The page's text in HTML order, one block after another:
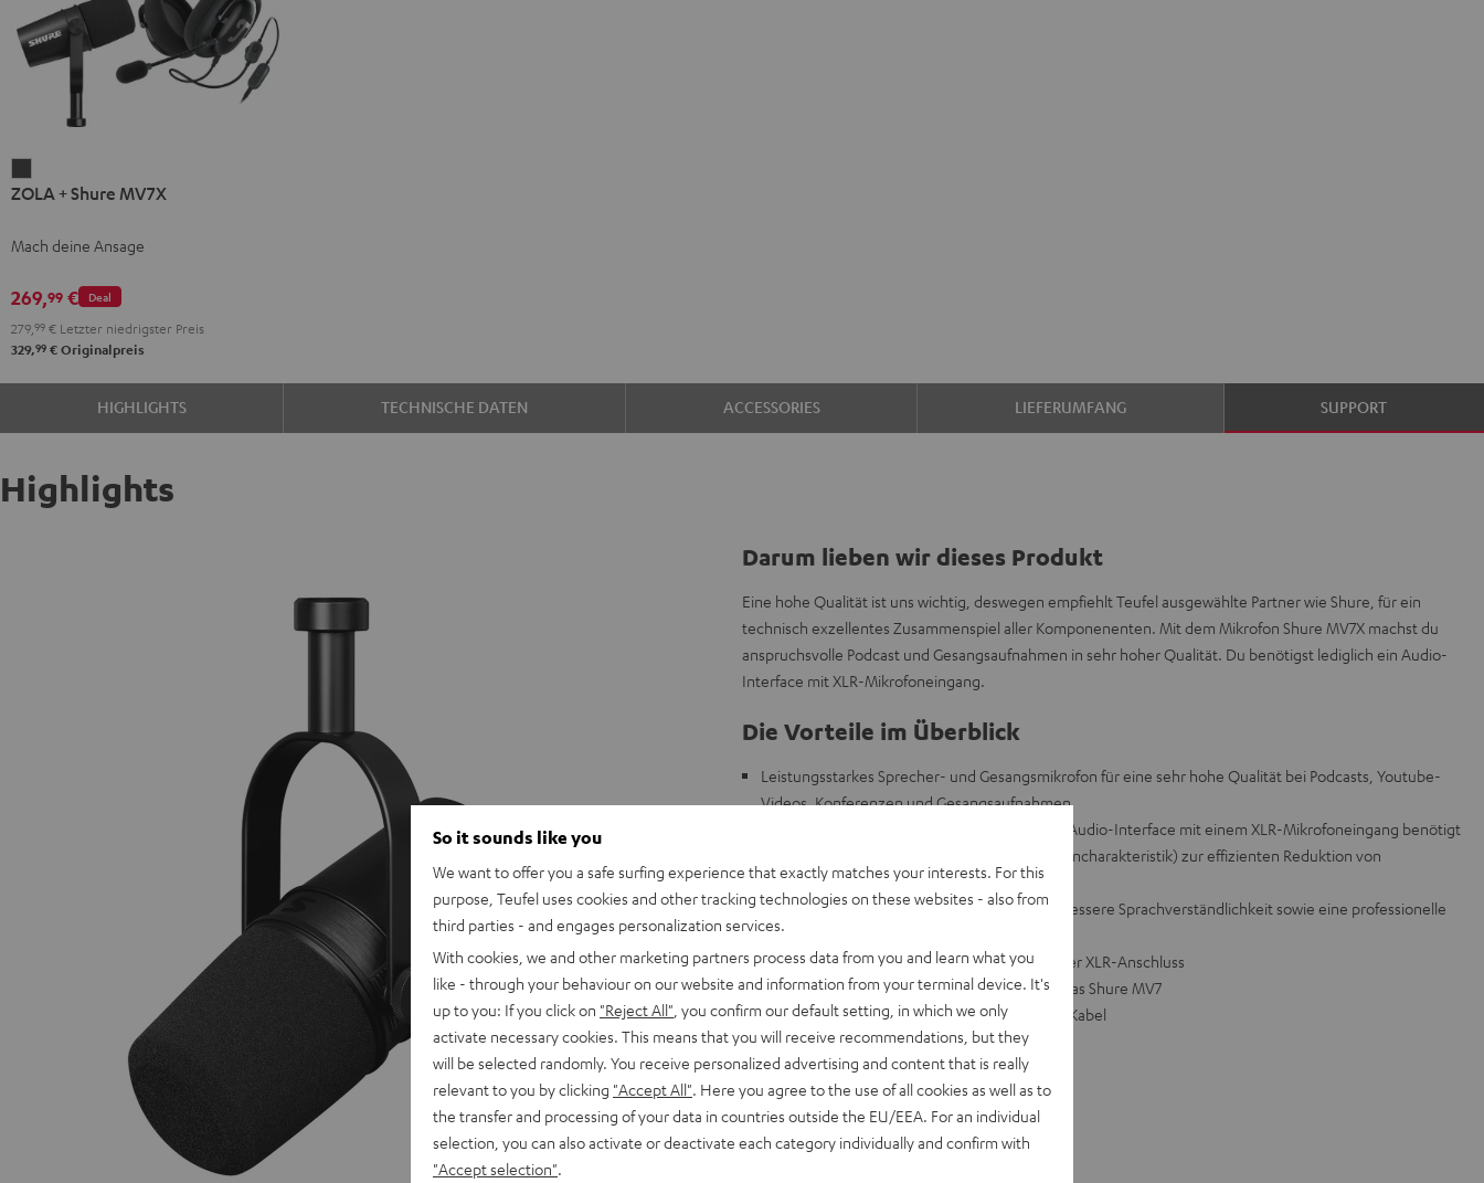
+
MV7X
Gray
ZOLA + Shure MV7X
Mach deine Ansage
Deal
269,99 €
279, 99 € Letzter niedrigster Preis
329,99 € Originalpreis
HIGHLIGHTS TECHNISCHE DATEN ACCESSORIES LIEFERUMFANG SUPPORT
Highlights
Darum lieben wir dieses Produkt
Eine hohe Qualität ist uns wichtig, deswegen empfiehlt Teufel ausgewählte Partner wie Shure, für ein
technisch exzellentes Zusammenspiel aller Komponenenten. Mit dem Mikrofon Shure MV7X machst du
anspruchsvolle Podcast und Gesangsaufnahmen in sehr hoher Qualität. Du benötigst lediglich ein Audio-
Interface mit XLR-Mikrofoneingang.
Die Vorteile im Überblick
Leistungsstarkes Sprecher- und Gesangsmikrofon für eine sehr hohe Qualität bei Podcasts, Youtube-
Videos, Konferenzen und Gesangsaufnahmen
Hinweis: Für den Betrieb am Mac/PC wird ein Audio-Interface mit einem XLR-Mikrofoneingang benötigt
Gerichtete dynamische Mikrofonkapsel (Nierencharakteristik) zur effizienten Reduktion von
Nebengeräuschen und Raumhall
Voice Isolation Technologie ermöglicht eine bessere Sprachverständlichkeit sowie eine professionelle
Aufnahme ohne Umgebungsgeräusche
Robuste Vollmetallkonstruktion, professioneller XLR-Anschluss
Verfügt über die gleiche Mikrofonkapsel wie das Shure MV7
inkl. Adapter von 3/8" bis 5/8" Gewinde, ohne Kabel
So it sounds like you
We want to offer you a safe surfing experience that exactly matches your interests. For this
purpose, Teufel uses cookies and other tracking technologies on these websites - also from
third parties - and engages personalization services.
With cookies, we and other marketing partners process data from you and learn what you
like - through your behaviour on our website and information from your terminal device. It's
up to you: If you click on "Reject All" , you confirm our default setting, in which we only
activate necessary cookies. This means that you will receive recommendations, but they
will be selected randomly. You receive personalized advertising and content that is really
relevant to you by clicking "Accept All" . Here you agree to the use of all cookies as well as to
the transfer and processing of your data in countries outside the EU/EEA. For an individual
selection, you can also activate or deactivate each category individually and confirm with
"Accept selection"